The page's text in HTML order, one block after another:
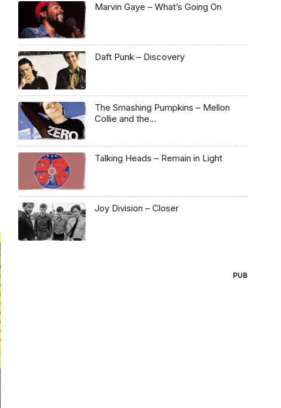
Marvin Gaye – What’s Going On
Daft Punk – Discovery
The Smashing Pumpkins – Mellon
Collie and the…
Talking Heads – Remain in Light
Joy Division – Closer
PUB